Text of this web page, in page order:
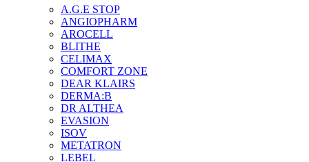
A.G.E STOP
ANGIOPHARM
AROCELL
BLITHE
CELIMAX
COMFORT ZONE
DEAR KLAIRS
DERMA:B
DR ALTHEA
EVASION
ISOV
METATRON
LEBEL